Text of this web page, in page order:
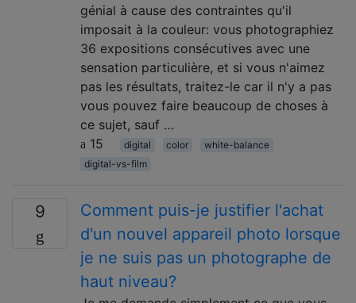
génial à cause des contraintes qu'il
imposait à la couleur: vous photographiez
36 expositions consécutives avec une
sensation particulière, et si vous n'aimez
pas les résultats, traitez-le car il n'y a pas
vous pouvez faire beaucoup de choses à
ce sujet, sauf …
15
digital color
white-balance
digital-vs-film
9
Comment puis-je justifier l'achat
d'un nouvel appareil photo lorsque
je ne suis pas un photographe de
haut niveau?